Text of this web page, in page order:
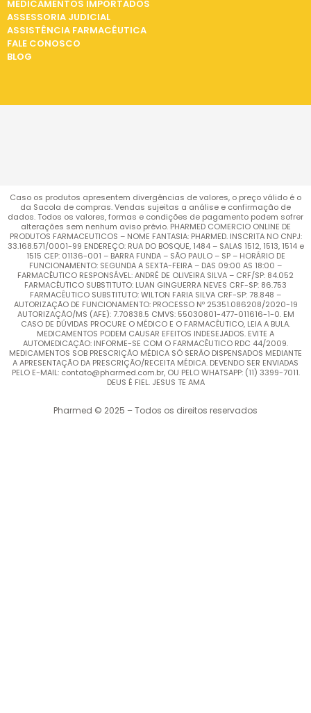
MEDICAMENTOS IMPORTADOS
ASSESSORIA JUDICIAL
ASSISTÊNCIA FARMACÊUTICA
FALE CONOSCO
BLOG
Caso os produtos apresentem divergências de valores, o preço válido é o
da Sacola de compras. Vendas sujeitas a análise e confirmação de
dados. Todos os valores, formas e condições de pagamento podem sofrer
alterações sem nenhum aviso prévio. PHARMED COMERCIO ONLINE DE
PRODUTOS FARMACEUTICOS – NOME FANTASIA: PHARMED. INSCRITA NO CNPJ:
33.168.571/0001-99 ENDEREÇO: RUA DO BOSQUE, 1484 – SALAS 1512, 1513, 1514 e
1515 CEP: 01136-001 – BARRA FUNDA – SÃO PAULO – SP – HORÁRIO DE
FUNCIONAMENTO: SEGUNDA A SEXTA-FEIRA – DAS 09:00 AS 18:00 –
FARMACÊUTICO RESPONSÁVEL: ANDRÉ DE OLIVEIRA SILVA – CRF/SP: 84.052
FARMACÊUTICO SUBSTITUTO: LUAN GINGUERRA NEVES CRF-SP: 86.753
FARMACÊUTICO SUBSTITUTO: WILTON FARIA SILVA CRF-SP: 78.848 –
AUTORIZAÇÃO DE FUNCIONAMENTO: PROCESSO Nº 25351.086208/2020-19
AUTORIZAÇÃO/MS (AFE): 7.70838.5 CMVS: 55030801-477-011616-1-0. EM
CASO DE DÚVIDAS PROCURE O MÉDICO E O FARMACÊUTICO, LEIA A BULA.
MEDICAMENTOS PODEM CAUSAR EFEITOS INDESEJADOS. EVITE A
AUTOMEDICAÇÃO: INFORME-SE COM O FARMACÊUTICO RDC 44/2009.
MEDICAMENTOS SOB PRESCRIÇÃO MÉDICA SÓ SERÃO DISPENSADOS MEDIANTE
A APRESENTAÇÃO DA PRESCRIÇÃO/RECEITA MÉDICA. DEVENDO SER ENVIADAS
PELO E-MAIL: contato@pharmed.com.br, OU PELO WHATSAPP: (11) 3399-7011.
DEUS É FIEL. JESUS TE AMA
Pharmed © 2025 – Todos os direitos reservados